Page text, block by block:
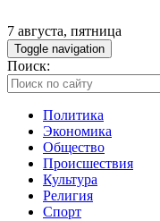
7 августа, пятница
Toggle navigation
Поиск:
Политика
Экономика
Общество
Происшествия
Культура
Религия
Спорт